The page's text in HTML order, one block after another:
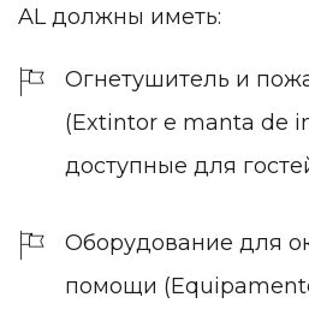
AL должны иметь:
Огнетушитель и
(Extintor e manta de
доступные для
Оборудование для
помощи